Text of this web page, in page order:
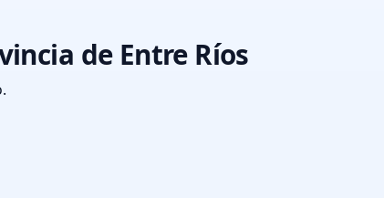
de Entre Ríos